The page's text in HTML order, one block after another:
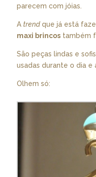
parecem com jóias.
A trendque já está
maxi brincostambém
São peças lindas e
usadas durante o dia e
Olhem só: